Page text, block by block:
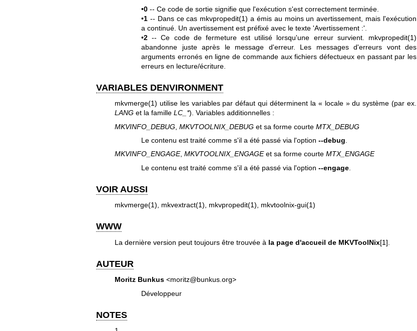
•0 -- Ce code de sortie signifie que l'exécution s'est correctement terminée.
•1 -- Dans ce cas mkvpropedit(1) a émis au moins un avertissement, mais l'exécution
a continué. Un avertissement est préfixé avec le texte 'Avertissement :'.
•2 -- Ce code de fermeture est utilisé lorsqu'une erreur survient. mkvpropedit(1)
abandonne juste après le message d'erreur. Les messages d'erreurs vont des
arguments erronés en ligne de commande aux fichiers défectueux en passant par les
erreurs en lecture/écriture.
VARIABLES DENVIRONMENT
mkvmerge(1) utilise les variables par défaut qui déterminent la « locale » du système (par ex.
LANGet la famille LC_*). Variables additionnelles :
MKVINFO_DEBUG, MKVTOOLNIX_DEBUGet sa forme courte MTX_DEBUG
Le contenu est traité comme s'il a été passé via l'option--debug
MKVINFO_ENGAGE, MKVTOOLNIX_ENGAGEet sa forme courte MTX_ENGAGE
Le contenu est traité comme s'il a été passé via l'option--engage
VOIR AUSSI
mkvmerge(1), mkvextract(1), mkvpropedit(1), mkvtoolnix-gui(1)
WWW
La dernière version peut toujours être trouvée à la page d'accueil de MKVToolNix[1].
AUTEUR
Moritz Bunkus<moritz@bunkus.org>
Développeur
NOTES